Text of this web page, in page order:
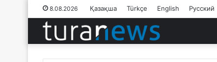
8.08.2026 Қазақша Türkçe English Русский